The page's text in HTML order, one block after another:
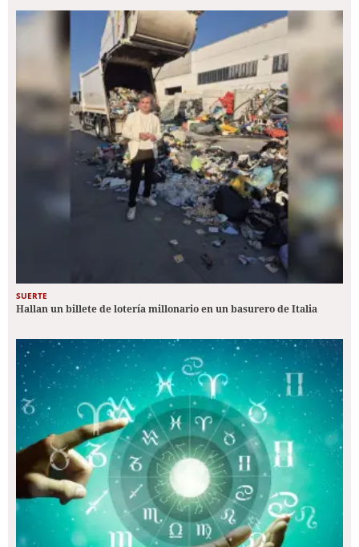
SUERTE
Hallan un billete de lotería millonario en un basurero de Italia